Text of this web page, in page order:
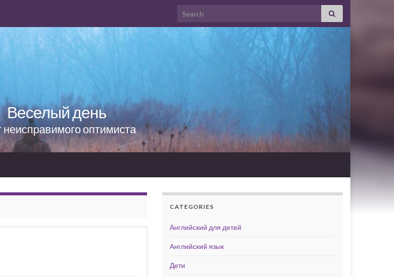
Search for:
Веселый день
неисправимого оптимиста
CATEGORIES
Английский для детей
Английский язык
Дети